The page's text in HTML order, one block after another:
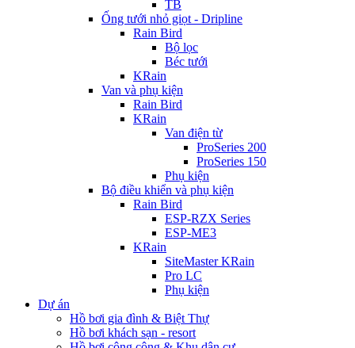
TB
Ống tưới nhỏ giọt - Dripline
Rain Bird
Bộ lọc
Béc tưới
KRain
Van và phụ kiện
Rain Bird
KRain
Van điện từ
ProSeries 200
ProSeries 150
Phụ kiện
Bộ điều khiển và phụ kiện
Rain Bird
ESP-RZX Series
ESP-ME3
KRain
SiteMaster KRain
Pro LC
Phụ kiện
Dự án
Hồ bơi gia đình & Biệt Thự
Hồ bơi khách sạn - resort